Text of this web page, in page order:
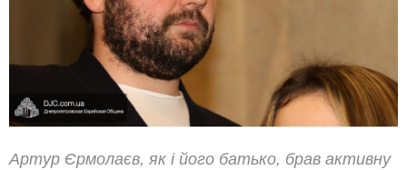
Артур Єрмолаєв, як і його батько, брав активну